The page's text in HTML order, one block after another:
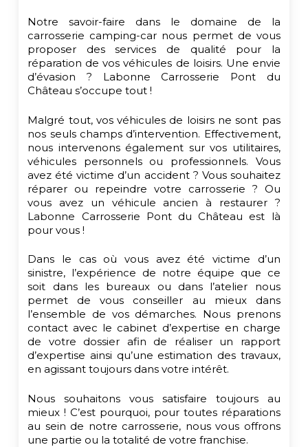
Notre savoir-faire dans le domaine de la
carrosserie camping-car nous permet de vous
proposer des services de qualité pour la
réparation de vos véhicules de loisirs. Une envie
d’évasion ? Labonne Carrosserie Pont du
Château s’occupe tout !
Malgré tout, vos véhicules de loisirs ne sont pas
nos seuls champs d’intervention. Effectivement,
nous intervenons également sur vos utilitaires,
véhicules personnels ou professionnels. Vous
avez été victime d’un accident ? Vous souhaitez
réparer ou repeindre votre carrosserie ? Ou
vous avez un véhicule ancien à restaurer ?
Labonne Carrosserie Pont du Château est là
pour vous !
Dans le cas où vous avez été victime d’un
sinistre, l’expérience de notre équipe que ce
soit dans les bureaux ou dans l’atelier nous
permet de vous conseiller au mieux dans
l’ensemble de vos démarches. Nous prenons
contact avec le cabinet d’expertise en charge
de votre dossier afin de réaliser un rapport
d’expertise ainsi qu’une estimation des travaux,
en agissant toujours dans votre intérêt.
Nous souhaitons vous satisfaire toujours au
mieux ! C’est pourquoi, pour toutes réparations
au sein de notre carrosserie, nous vous offrons
une partie ou la totalité de votre franchise.